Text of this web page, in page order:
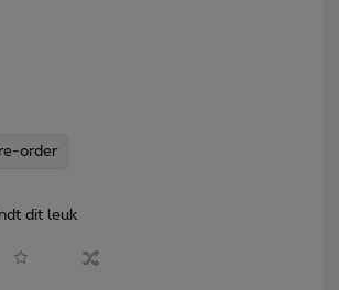
order
dit leuk